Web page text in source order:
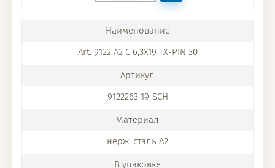
Art. 9122 A2 C 6,3X19 TX-PIN 30
9122263 19-SCH
нерж. сталь A2